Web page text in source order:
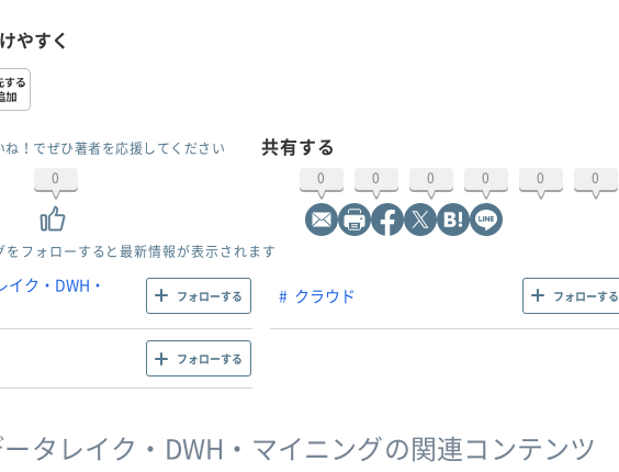
やすく
ね！でぜひ著者を応援してください
0
共有する
0 0 0 0 0 0
をフォローすると最新情報が表示されます
イク・DWH・
フォローする クラウド フォローする
フォローする
タレイク・DWH・マイニングの関連コンテンツ